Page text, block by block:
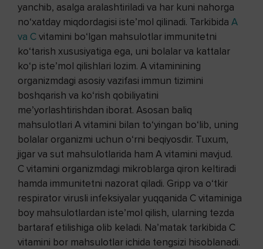
yanchib, asalga aralashtiriladi va har kuni nahorga
no‘xatday miqdordagisi iste’mol qilinadi. Tarkibida A
va Cvitamini bo‘lgan mahsulotlar immunitetni
ko‘tarish xususiyatiga ega, uni bolalar va kattalar
ko‘p iste’mol qilishlari lozim. A vitaminining
organizmdagi asosiy vazifasi immun tizimini
boshqarish va ko‘rish qobiliyatini
me’yorlashtirishdan iborat. Asosan baliq
mahsulotlari A vitamini bilan to‘yingan bo‘lib, uning
bolalar organizmi uchun o‘rni beqiyosdir. Tuxum,
jigar va sut mahsulotlarida ham A vitamini mavjud.
C vitamini organizmdagi mikroblarga qiron keltiradi
hamda immunitetni nazorat qiladi. Gripp va o‘tkir
respirator virusli infeksiyalar yuqqanida C vitaminiga
boy mahsulotlardan iste’mol qilish, ularning tezda
bartaraf etilishiga olib keladi. Na’matak tarkibida C
vitamini bor mahsulotlar ichida tengsizi hisoblanadi.